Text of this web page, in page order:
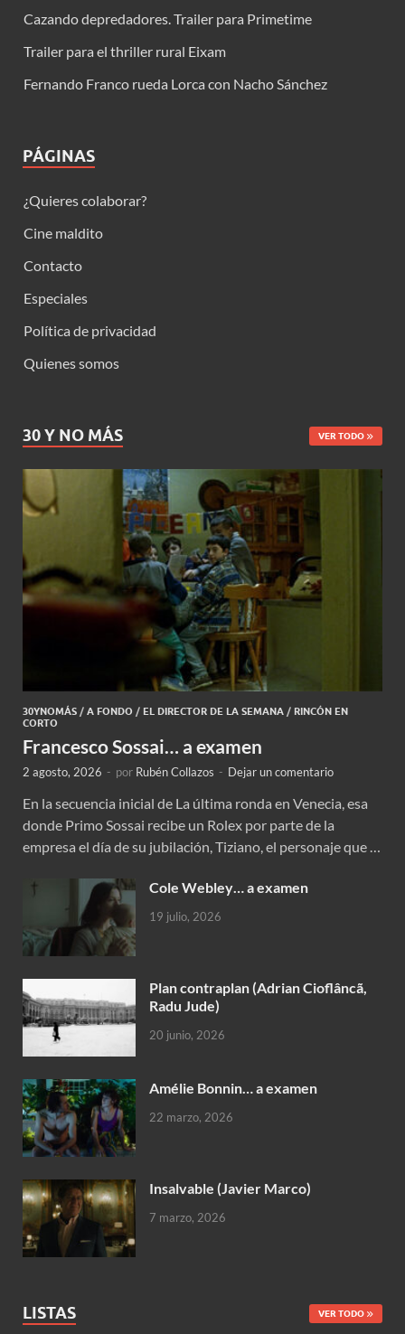
Cazando depredadores. Trailer para Primetime
Trailer para el thriller rural Eixam
Fernando Franco rueda Lorca con Nacho Sánchez
PÁGINAS
¿Quieres colaborar?
Cine maldito
Contacto
Especiales
Política de privacidad
Quienes somos
30 Y NO MÁS VER TODO
30YNOMÁS / A FONDO / EL DIRECTOR DE LA SEMANA / RINCÓN EN
CORTO
Francesco Sossai… a examen
2 agosto, 2026 - por Rubén Collazos - Dejar un comentario
En la secuencia inicial de La última ronda en Venecia, esa
donde Primo Sossai recibe un Rolex por parte de la
empresa el día de su jubilación, Tiziano, el personaje que …
Cole Webley… a examen
19 julio, 2026
Plan contraplan (Adrian Cioflâncã,
Radu Jude)
20 junio, 2026
Amélie Bonnin… a examen
22 marzo, 2026
Insalvable (Javier Marco)
7 marzo, 2026
LISTAS VER TODO